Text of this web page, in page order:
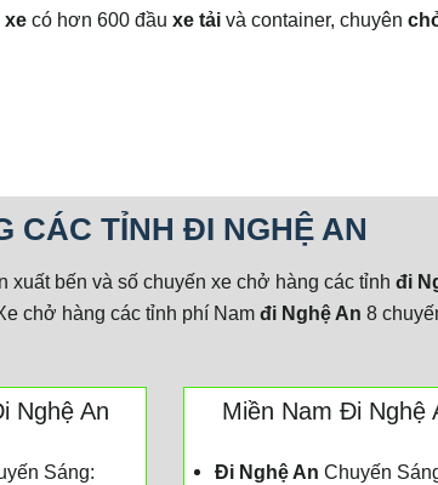
xe có hơn 600 đầu xe tải và container, chuyên
CÁC TỈNH ĐI NGHỆ AN
xuất bến và số chuyến xe chở hàng các tỉnh đi
chở hàng các tỉnh phí Nam đi Nghệ An 8
Nghệ An
Sáng:
Miền Nam Đi Nghệ
Đi Nghệ An Chuyến